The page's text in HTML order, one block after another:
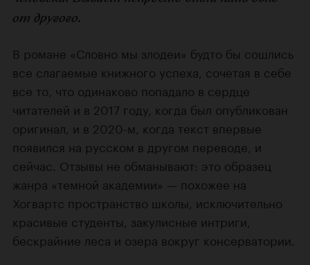
от другого.
В романе «Словно мы злодеи» будто бы сошлись
все слагаемые книжного успеха, сочетая в себе
все то, что одинаково попадало в сердце
читателей и в 2017 году, когда был опубликован
оригинал, и в 2020-м, когда текст впервые
появился на русском в другом переводе, и
сейчас. Отзывы не обманывают: это образец
жанра «темной академии» — похожее на
Хогвартс пространство школы, исключительно
красивые студенты, закулисные интриги,
бескрайние леса и озера вокруг консерватории.